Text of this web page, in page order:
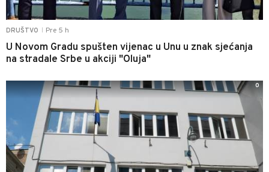
DRUŠTVO Pre 5 h
U Novom Gradu spušten vijenac u Unu u znak sjećanja
na stradale Srbe u akciji "Oluja"
0